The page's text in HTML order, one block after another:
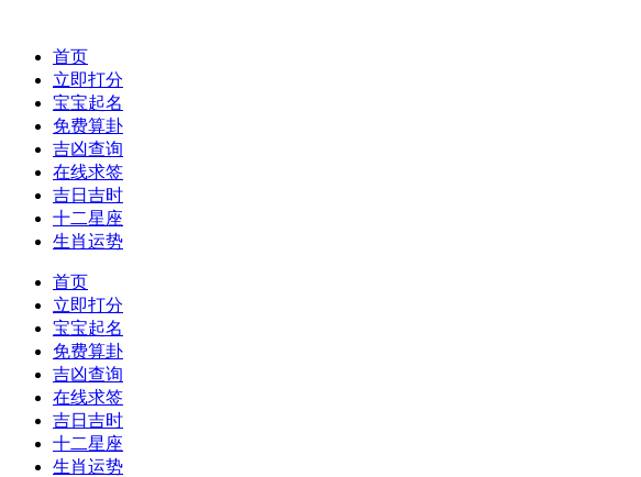
首页
立即打分
宝宝起名
免费算卦
吉凶查询
在线求签
吉日吉时
十二星座
生肖运势
首页
立即打分
宝宝起名
免费算卦
吉凶查询
在线求签
吉日吉时
十二星座
生肖运势